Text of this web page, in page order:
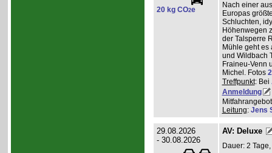
20 kg CO2e
Nach einer
Europas
Schluchten,
Höhenwegen
der Talsperre
Mühle geht es
und Wildbach
Fraineu-Venn
Michel. Fotos
Treffpunkt: Bei
Anmeldung
Leitung: Jens
29.08.2026
- 30.08.2026
AV: Deluxe
Dauer: 2